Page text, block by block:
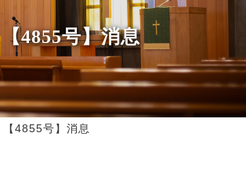
【4855号】消息
【4855号】消息